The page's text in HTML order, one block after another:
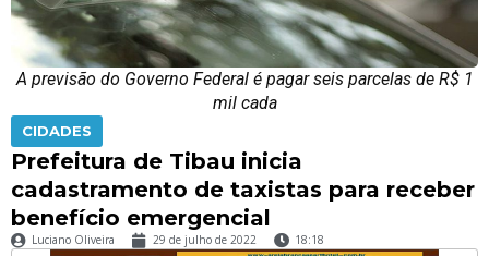
A previsão do Governo Federal é pagar seis parcelas de R$ 1
mil cada
CIDADES
Prefeitura de Tibau inicia
cadastramento de taxistas para receber
benefício emergencial
Luciano Oliveira 29 de julho de 2022 18:18